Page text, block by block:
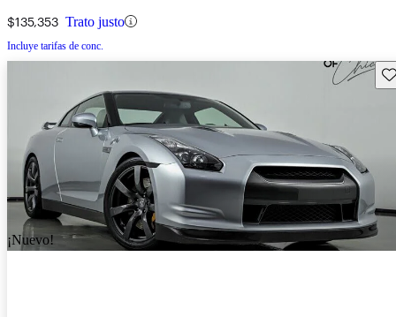
$135,353 Trato justo
Incluye tarifas de conc.
¡Nuevo!